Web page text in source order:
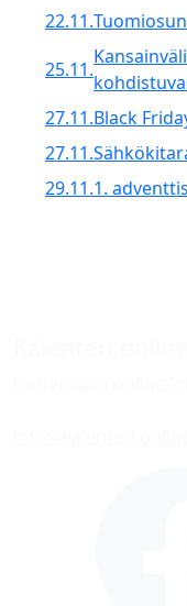
22.11.
25.11.
27.11.Black
27.11.
29.11.1.